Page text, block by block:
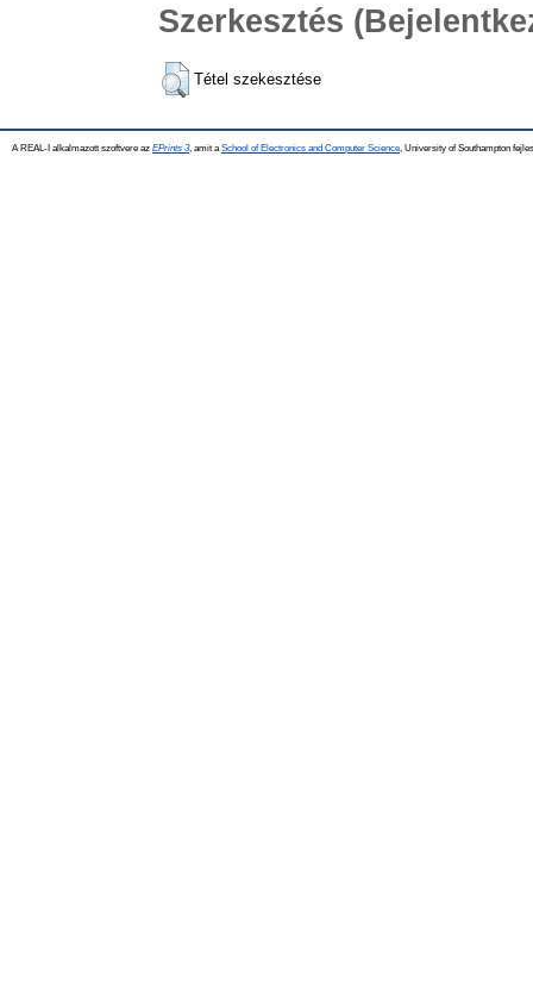
Szerkesztés
Tétel szekesztése
A REAL-I alkalmazott szoftvere az EPrints 3, amit a School of Electronics and Computer Science , University of Southampton